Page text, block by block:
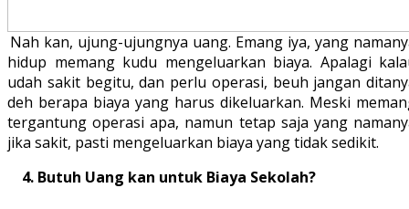
Nah kan, ujung-ujungnya uang. Emang iya, yang
hidup memang kudu mengeluarkan biaya. Apalagi
udah sakit begitu, dan perlu operasi, beuh jangan
deh berapa biaya yang harus dikeluarkan. Meski
tergantung operasi apa, namun tetap saja yang
jika sakit, pasti mengeluarkan biaya yang tidak sedikit.
4. Butuh Uang kan untuk Biaya Sekolah?